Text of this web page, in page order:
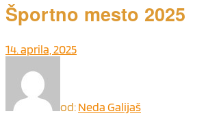
Športno mesto 2025
14. aprila, 2025
od:Neda Galijaš